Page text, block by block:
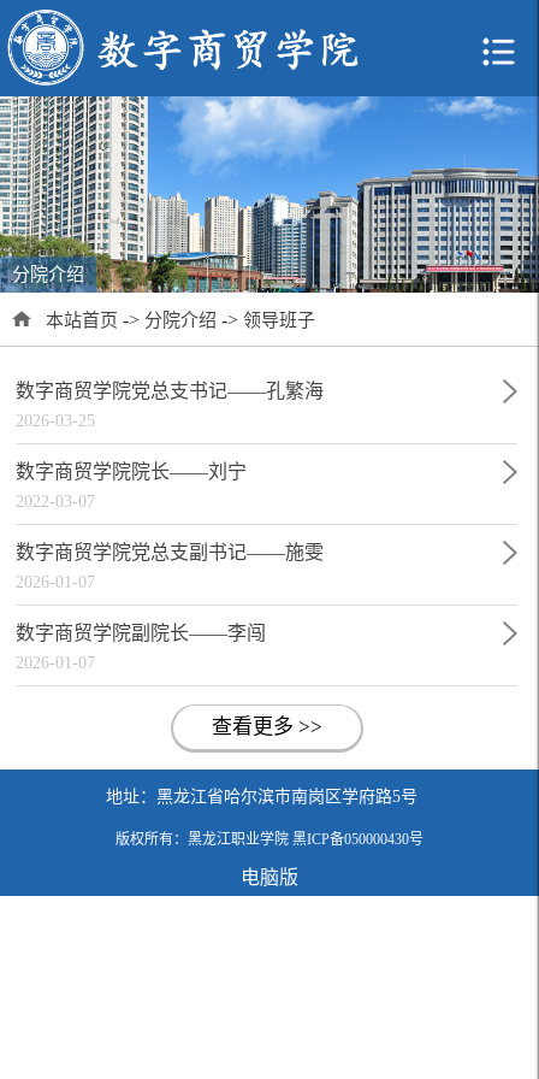
分院介绍
本站首页 -> 分院介绍 -> 领导班子
数字商贸学院党总支书记——孔繁海
2026-03-25
数字商贸学院院长——刘宁
2022-03-07
数字商贸学院党总支副书记——施雯
2026-01-07
数字商贸学院副院长——李闯
2026-01-07
查看更多 >>
地址：黑龙江省哈尔滨市南岗区学府路5号
版权所有：黑龙江职业学院 黑ICP备050000430号
电脑版